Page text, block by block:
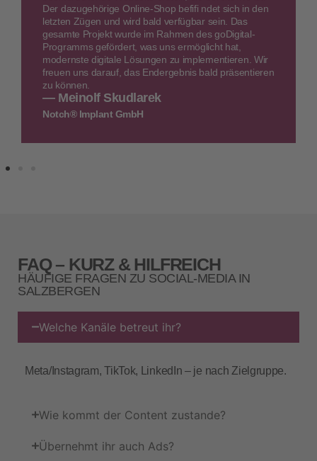
Der dazugehörige Online-Shop befifi ndet sich in den
letzten Zügen und wird bald verfügbar sein. Das
gesamte Projekt wurde im Rahmen des goDigital-
Programms gefördert, was uns ermöglicht hat,
modernste digitale Lösungen zu implementieren. Wir
freuen uns darauf, das Endergebnis bald präsentieren
zu können.
— Meinolf Skudlarek
Notch® Implant GmbH
FAQ – KURZ & HILFREICH
HÄUFIGE FRAGEN ZU SOCIAL‑MEDIA IN
SALZBERGEN
Welche Kanäle betreut ihr?
Meta/Instagram, TikTok, LinkedIn – je nach Zielgruppe.
Wie kommt der Content zustande?
Übernehmt ihr auch Ads?